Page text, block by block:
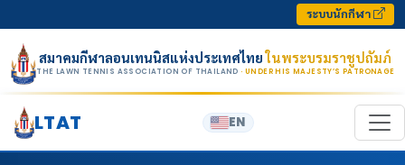
ระบบนักกีฬา
สมาคมกีฬาลอนเทนนิสแห่งประเทศไทยในพระบรมราชูปถัมภ์
THE LAWN TENNIS ASSOCIATION OF THAILAND · UNDER HIS MAJESTY’S PATRONAGE
LTAT EN